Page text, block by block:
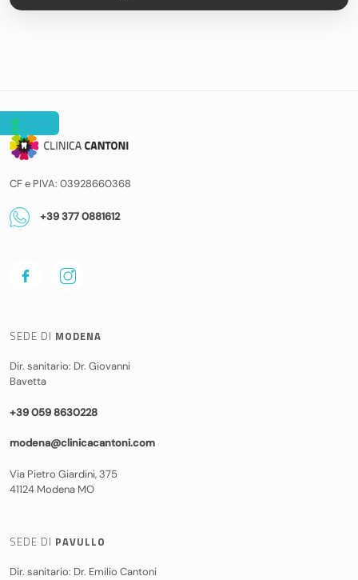
CF e PIVA: 03928660368
+39 377 0881612
SEDE DI MODENA
Dir. sanitario: Dr. Giovanni
Bavetta
+39 059 8630228
modena@clinicacantoni.com
Via Pietro Giardini, 375
41124 Modena MO
SEDE DI PAVULLO
Dir. sanitario: Dr. Emilio Cantoni